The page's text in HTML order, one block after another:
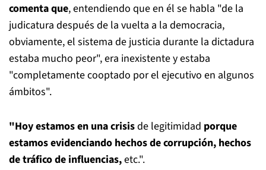
comenta que, entendiendo que en él se habla "de la
judicatura después de la vuelta a la democracia,
obviamente, el sistema de justicia durante la dictadura
estaba mucho peor", era inexistente y estaba
"completamente cooptado por el ejecutivo en algunos
ámbitos".
"Hoy estamos en una crisisde legitimidad porque
estamos evidenciando hechos de corrupción, hechos
de tráfico de influencias,etc.".